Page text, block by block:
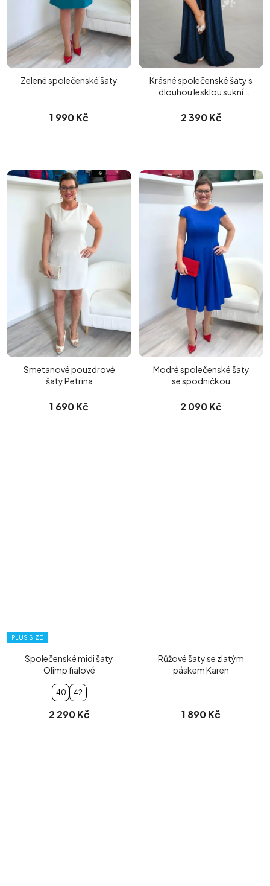
Zelené společenské šaty
1 990 Kč
Krásné společenské šaty s
dlouhou lesklou sukní
2 390 Kč
Smetanové pouzdrové
šaty Petrina
1 690 Kč
Modré společenské šaty
se spodničkou
2 090 Kč
PLUS SIZE
Společenské midi šaty
Olimp fialové
40 42
2 290 Kč
Růžové šaty se zlatým
páskem Karen
1 890 Kč